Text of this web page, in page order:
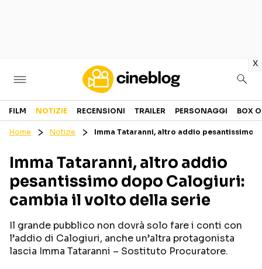
x
Cinema
GENERI
PERSONAGGI
CANALI STREAMING
Categorie
NOTIZIE
TRAILER
FILM NOTIZIE RECENSIONI TRAILER PERSONAGGI BOX
Home Notizie Imma Tataranni, altro addio pesantissimo
Imma Tataranni, altro addio
pesantissimo dopo Calogiuri:
cambia il volto della serie
Il grande pubblico non dovrà solo fare i conti con
l’addio di Calogiuri, anche un’altra protagonista
lascia Imma Tataranni – Sostituto Procuratore.